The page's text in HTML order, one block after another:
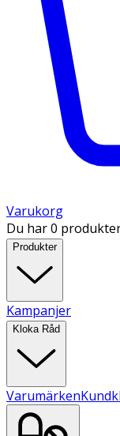
Varukorg
Du har 0
Produkter
Kampanjer
Kloka Råd
Varumärken